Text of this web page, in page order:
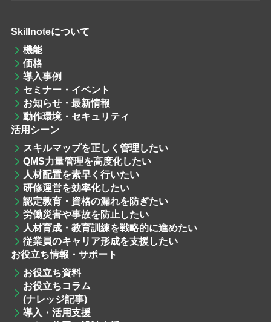
Skillnoteについて
機能
価格
導入事例
セミナー・イベント
お知らせ・最新情報
動作環境・セキュリティ
活用シーン
スキルマップを正しく管理したい
QMS力量管理を高度化したい
人材配置を素早く行いたい
研修運営を効率化したい
認定教育・資格の漏れを防ぎたい
労働災害や事故を防止したい
人材育成・教育訓練を戦略的に進めたい
従業員のキャリア形成を支援したい
お役立ち情報・サポート
お役立ち資料
お役立ちコラム
(ナレッジ記事)
導入・活用支援